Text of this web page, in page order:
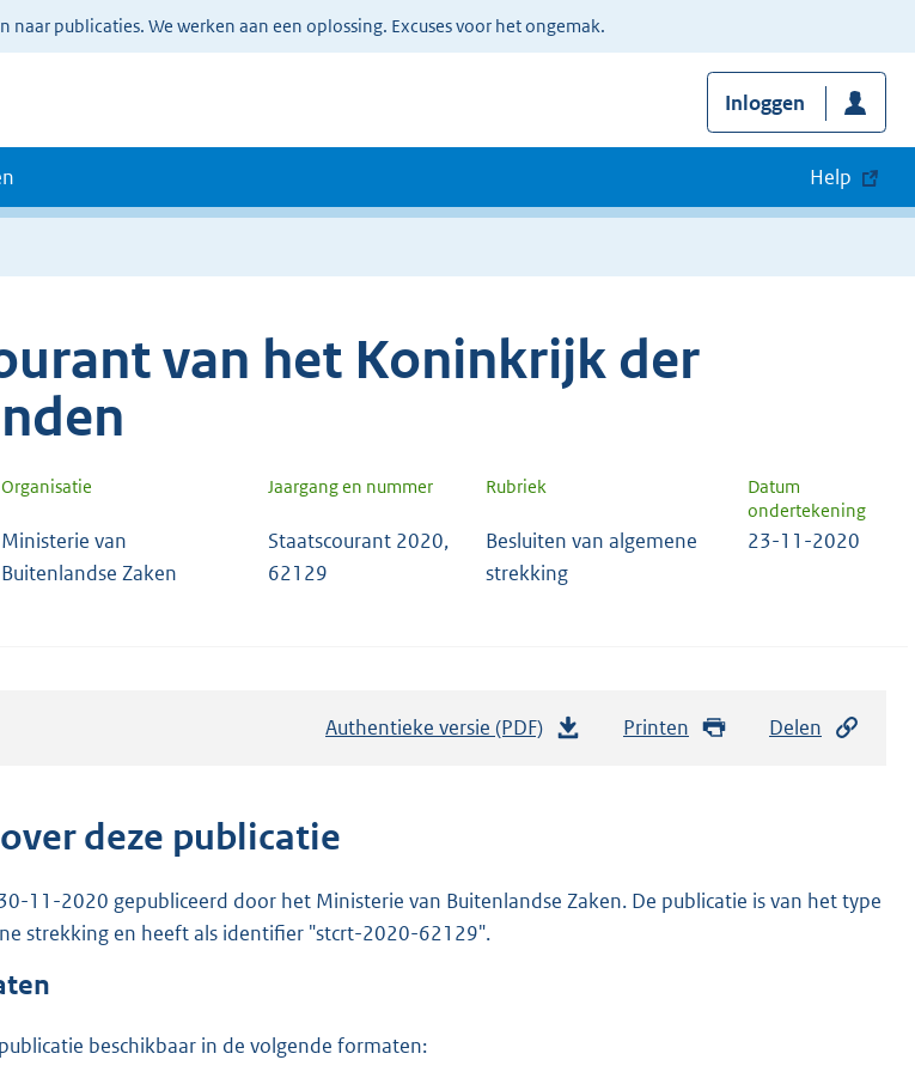
publicaties. We werken aan een oplossing. Excuses voor het ongemak.
Inloggen
Help
van het Koninkrijk der
Organisatie Jaargang en nummer Rubriek
Datum
ondertekening
Ministerie van
Buitenlandse Zaken
Staatscourant 2020,
62129
Besluiten van algemene
strekking
23-11-2020
Authentieke versie (PDF) Printen Delen
deze publicatie
11-2020 gepubliceerd door het Ministerie van Buitenlandse Zaken. De publicatie is van het type
strekking en heeft als identifier "stcrt-2020-62129".
beschikbaar in de volgende formaten: